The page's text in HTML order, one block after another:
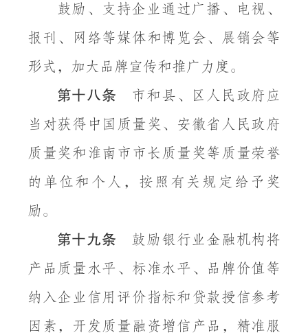
鼓励、支持企业通过广播、电视、
报刊、网络等媒体和博览会、展销会等
形式，加大品牌宣传和推广力度。
第十八条 市和县、区人民政府应
当对获得中国质量奖、安徽省人民政府
质量奖和淮南市市长质量奖等质量荣誉
的单位和个人，按照有关规定给予奖
励。
第十九条 鼓励银行业金融机构将
产品质量水平、标准水平、品牌价值等
纳入企业信用评价指标和贷款授信参考
因素，开发质量融资增信产品，精准服